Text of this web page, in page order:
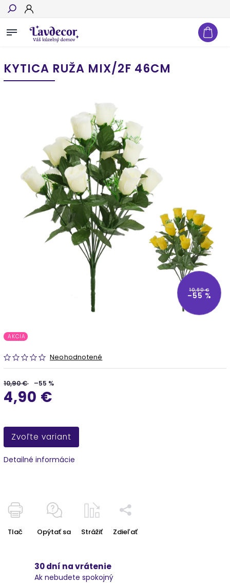
Hľadať
KYTICA RUŽA MIX/2F 46CM
10,90 €
–55 %
AKCIA
Neohodnotené
10,90 € –55 %
4,90 €
Zvoľte variant
Detailné informácie
Tlač Opýtať sa Strážiť Zdieľať
30 dní na vrátenie
Ak nebudete spokojný